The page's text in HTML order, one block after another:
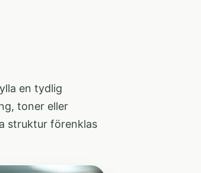
en tydlig
toner eller
struktur förenklas